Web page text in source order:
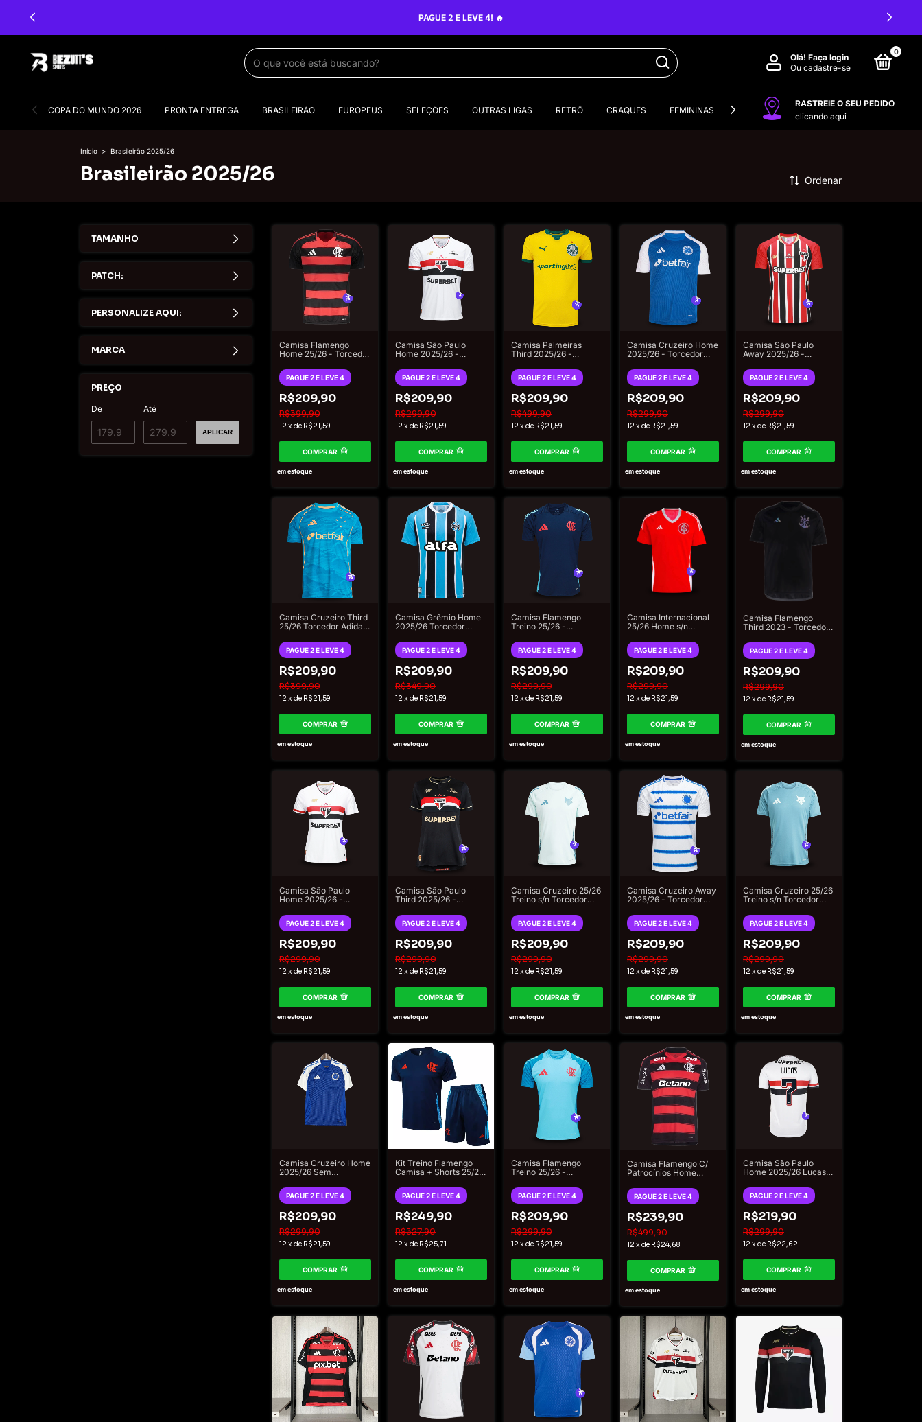
Olá! Faça login
Ou cadastre-se
0
COPA DO MUNDO 2026 PRONTA ENTREGA BRASILEIRÃO EUROPEUS SELEÇÕES OUTRAS LIGAS RETRÔ CRAQUES FEMININAS VERSÃO JOGADOR CONJUNTOS
RASTREIE O SEU PEDIDO
clicando aqui
Início > Brasileirão 2025/26
Brasileirão 2025/26 Ordenar
TAMANHO
PATCH:
PERSONALIZE AQUI:
MARCA
PREÇO
De Até
APLICAR
Camisa Flamengo
Home 25/26 - Torcedor
PAGUE 2 E LEVE 4
R$209,90
R$399,90
12 xde R$21,59
COMPRAR
em estoque
Camisa São Paulo
Home 2025/26 -
Masculina - Branco
PAGUE 2 E LEVE 4
R$209,90
R$299,90
12 xde R$21,59
COMPRAR
em estoque
Camisa Palmeiras
Third 2025/26 -
Masculino - Amarelo
PAGUE 2 E LEVE 4
R$209,90
R$499,90
12 xde R$21,59
COMPRAR
em estoque
Camisa Cruzeiro Home
2025/26 - Torcedor
Azul
PAGUE 2 E LEVE 4
R$209,90
R$299,90
12 xde R$21,59
COMPRAR
em estoque
Camisa São Paulo
Away 2025/26 -
Masculina
PAGUE 2 E LEVE 4
R$209,90
R$299,90
12 xde R$21,59
COMPRAR
em estoque
Camisa Cruzeiro Third
25/26 Torcedor Adidas
Dourado
PAGUE 2 E LEVE 4
R$209,90
R$399,90
12 xde R$21,59
COMPRAR
em estoque
Camisa Grêmio Home
2025/26 Torcedor
PAGUE 2 E LEVE 4
R$209,90
R$349,90
12 xde R$21,59
COMPRAR
em estoque
Camisa Flamengo
Treino 25/26 -
Masculina - Azul
PAGUE 2 E LEVE 4
R$209,90
R$299,90
12 xde R$21,59
COMPRAR
em estoque
Camisa Internacional
25/26 Home s/n
Masculina - Vermelha
PAGUE 2 E LEVE 4
R$209,90
R$299,90
12 xde R$21,59
COMPRAR
em estoque
Camisa Flamengo
Third 2023 - Torcedor
Preto Refletivo
PAGUE 2 E LEVE 4
R$209,90
R$299,90
12 xde R$21,59
COMPRAR
em estoque
Camisa São Paulo
Home 2025/26 -
Feminina - Branco
PAGUE 2 E LEVE 4
R$209,90
R$299,90
12 xde R$21,59
COMPRAR
em estoque
Camisa São Paulo
Third 2025/26 -
Feminina - Preto
PAGUE 2 E LEVE 4
R$209,90
R$299,90
12 xde R$21,59
COMPRAR
em estoque
Camisa Cruzeiro 25/26
Treino s/n Torcedor
Verde Água
PAGUE 2 E LEVE 4
R$209,90
R$299,90
12 xde R$21,59
COMPRAR
em estoque
Camisa Cruzeiro Away
2025/26 - Torcedor
Branco
PAGUE 2 E LEVE 4
R$209,90
R$299,90
12 xde R$21,59
COMPRAR
em estoque
Camisa Cruzeiro 25/26
Treino s/n Torcedor
Azul
PAGUE 2 E LEVE 4
R$209,90
R$299,90
12 xde R$21,59
COMPRAR
em estoque
Camisa Cruzeiro Home
2025/26 Sem
Adidas Masculino -
Azul
PAGUE 2 E LEVE 4
R$209,90
R$299,90
12 xde R$21,59
COMPRAR
em estoque
Kit Treino Flamengo
Camisa + Shorts 25/26
Masculina - Azul
PAGUE 2 E LEVE 4
R$249,90
R$327,90
12 xde R$25,71
COMPRAR
em estoque
Camisa Flamengo
Treino 25/26 -
Masculina - Azul claro
PAGUE 2 E LEVE 4
R$209,90
R$299,90
12 xde R$21,59
COMPRAR
em estoque
Camisa Flamengo C/
Patrocínios Home
Adidas Masculino -
Vermelho
PAGUE 2 E LEVE 4
R$239,90
R$499,90
12 xde R$24,68
COMPRAR
em estoque
Camisa São Paulo
Home 2025/26 Lucas
Balance Masculina -
Branco
PAGUE 2 E LEVE 4
R$219,90
R$299,90
12 xde R$22,62
COMPRAR
em estoque